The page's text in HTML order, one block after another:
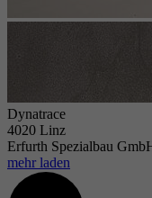
Dynatrace
4020 Linz
Erfurth Spezialbau
mehr laden